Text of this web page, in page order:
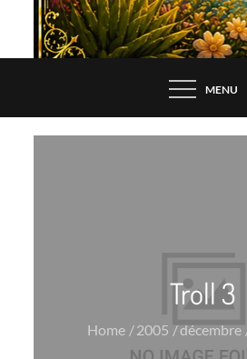
MENU
Troll 3
Home 2005 décembre